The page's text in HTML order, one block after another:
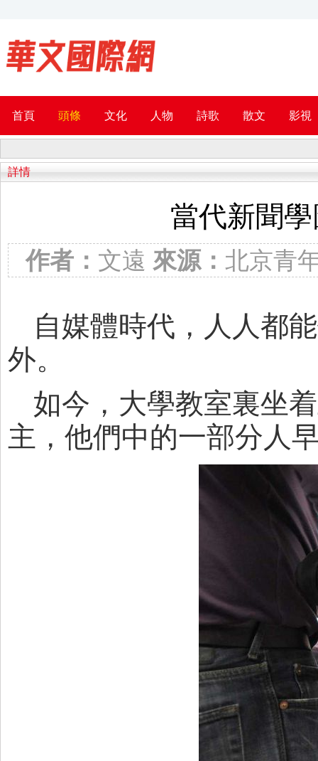
首頁 頭條 文化 人物 詩歌 散文 影視
詳情
當代新聞
作者： 文遠 來源： 北京青
自媒體時代，人人都
外。
如今，大學教室裏坐
主，他們中的一部分人